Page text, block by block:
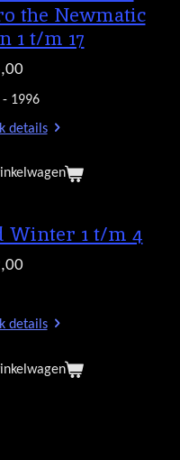
the Newmatic
1 t/m 17
- 1996
details
Winter 1 t/m 4
details